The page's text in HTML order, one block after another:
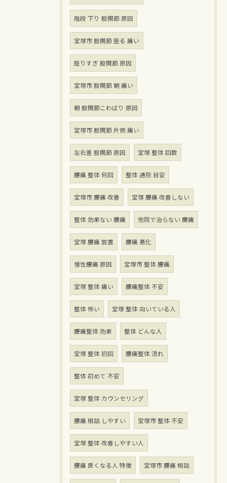
階段 下り 股関節 原因
宝塚市 股関節 座る 痛い
座りすぎ 股関節 原因
宝塚市 股関節 朝 痛い
朝 股関節こわばり 原因
宝塚市 股関節 片側 痛い
左右差 股関節 原因 宝塚 整体 回数
腰痛 整体 何回 整体 通院 目安
宝塚市 腰痛 改善 宝塚 腰痛 改善しない
整体 効果ない 腰痛 他院で治らない 腰痛
宝塚 腰痛 放置 腰痛 悪化
慢性腰痛 原因 宝塚市 整体 腰痛
宝塚 整体 痛い 腰痛整体 不安
整体 怖い 宝塚 整体 向いている人
腰痛整体 効果 整体 どんな人
宝塚 整体 初回 腰痛整体 流れ
整体 初めて 不安
宝塚 整体 カウンセリング
腰痛 相談 しやすい 宝塚市 整体 不安
宝塚 整体 改善しやすい人
腰痛 良くなる人 特徴 宝塚市 腰痛 相談